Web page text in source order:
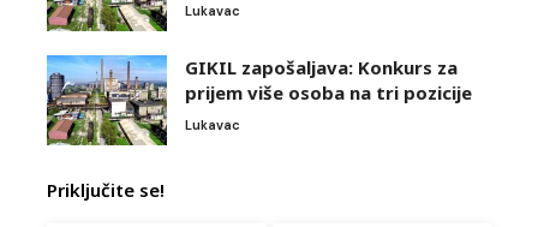
Lukavac
GIKIL zapošaljava: Konkurs za
prijem više osoba na tri pozicije
Lukavac
Priključite se!